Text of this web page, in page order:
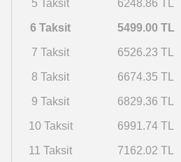
5 Taksit 6248.86 TL
6 Taksit 5499.00 TL
7 Taksit 6526.23 TL
8 Taksit 6674.35 TL
9 Taksit 6829.36 TL
10 Taksit 6991.74 TL
11 Taksit 7162.02 TL